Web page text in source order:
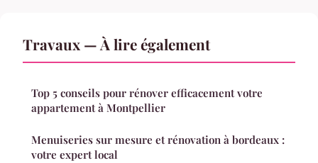
Travaux — À lire également
Top 5 conseils pour rénover efficacement votre
appartement à Montpellier
Menuiseries sur mesure et rénovation à bordeaux :
votre expert local